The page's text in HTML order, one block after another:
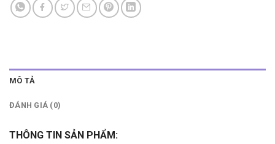
MÔ TẢ
ĐÁNH GIÁ (0)
THÔNG TIN SẢN PHẨM: